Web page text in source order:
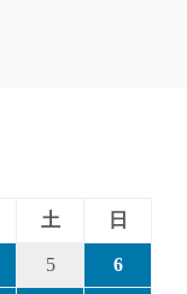
土 日
5 6